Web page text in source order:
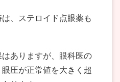
、ステロイド点眼薬も
ありますが、眼科医の
圧が正常値を大きく超